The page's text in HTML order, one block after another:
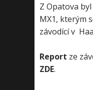
Z Opatova
MX1, kterým
závodící v
Report ze
ZDE.